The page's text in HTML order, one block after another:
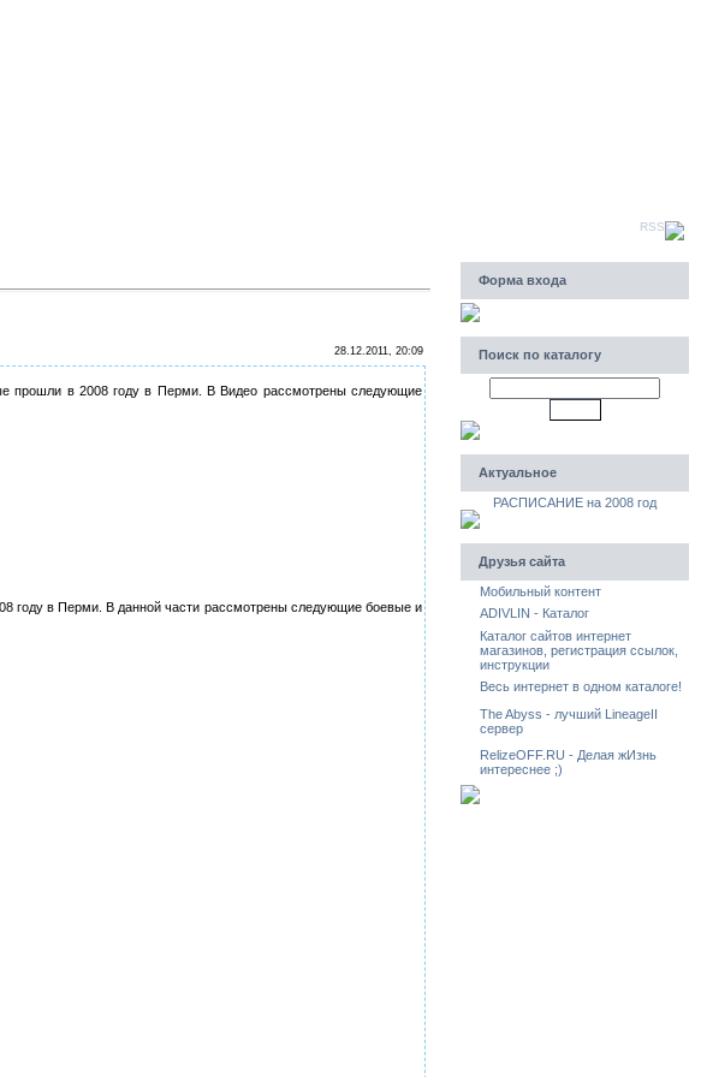
RSS
28.12.2011, 20:09
прошли в 2008 году в Перми. В Видео рассмотрены следующие
году в Перми. В данной части рассмотрены следующие боевые и
Форма входа
Поиск по каталогу
Актуальное
РАСПИСАНИЕ на 2008 год
Друзья сайта
Мобильный контент
ADIVLIN - Каталог
Каталог сайтов интернет
магазинов, регистрация ссылок,
инструкции
Весь интернет в одном каталоге!
The Abyss - лучший LineageII
сервер
RelizeOFF.RU - Делая жИзнь
интереснее ;)